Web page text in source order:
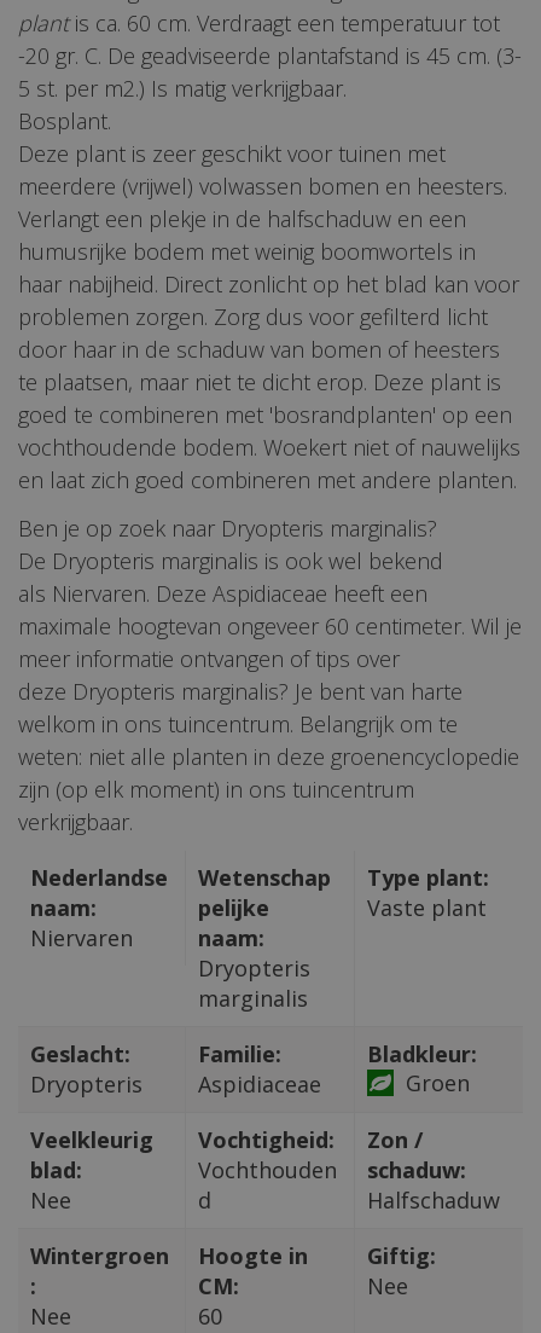
plantis ca. 60 cm. Verdraagt een temperatuur tot
-20 gr. C. De geadviseerde plantafstand is 45 cm. (3-
5 st. per m2.) Is matig verkrijgbaar.
Bosplant.
Deze plant is zeer geschikt voor tuinen met
meerdere (vrijwel) volwassen bomen en heesters.
Verlangt een plekje in de halfschaduw en een
humusrijke bodem met weinig boomwortels in
haar nabijheid. Direct zonlicht op het blad kan voor
problemen zorgen. Zorg dus voor gefilterd licht
door haar in de schaduw van bomen of heesters
te plaatsen, maar niet te dicht erop. Deze plant is
goed te combineren met 'bosrandplanten' op een
vochthoudende bodem. Woekert niet of nauwelijks
en laat zich goed combineren met andere planten.
Ben je op zoek naar Dryopteris marginalis?
De Dryopteris marginalis is ook wel bekend
als Niervaren. Deze Aspidiaceae heeft een
maximale hoogtevan ongeveer 60 centimeter. Wil je
meer informatie ontvangen of tips over
deze Dryopteris marginalis? Je bent van harte
welkom in ons tuincentrum. Belangrijk om te
weten: niet alle planten in deze groenencyclopedie
zijn (op elk moment) in ons tuincentrum
verkrijgbaar.
Nederlandse
naam:
Niervaren
Wetenschap
pelijke
naam:
Dryopteris
marginalis
Type plant:
Vaste plant
Geslacht:
Dryopteris
Familie:
Aspidiaceae
Bladkleur:
Groen
Veelkleurig
blad:
Nee
Vochtigheid:
Vochthouden
d
Zon /
schaduw:
Halfschaduw
Wintergroen
:
Nee
Hoogte in
CM:
60
Giftig:
Nee